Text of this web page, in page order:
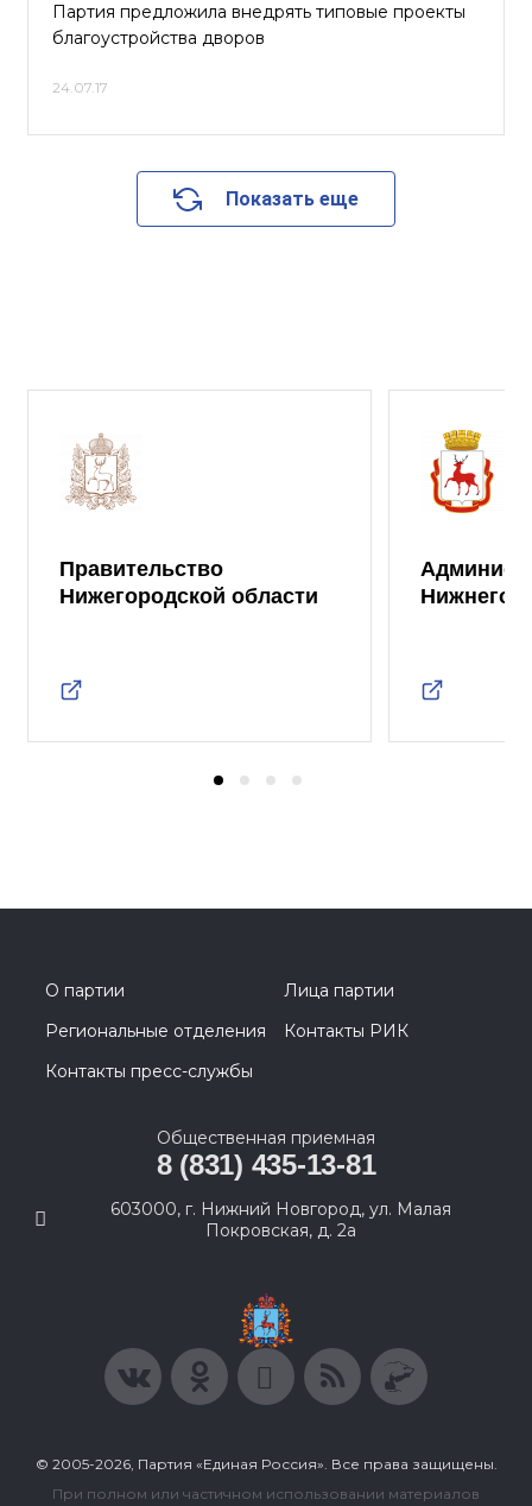
Партия предложила внедрять типовые проекты
благоустройства дворов
24.07.17
Показать еще
Правительство
Нижегородской области
Нижнего
О партии
Лица партии
Региональные отделения
Контакты РИК
Контакты пресс-службы
Общественная приемная
8 (831) 435-13-81
603000, г. Нижний Новгород, ул. Малая
Покровская, д. 2а
© 2005-2026, Партия «Единая Россия». Все права защищены.
При полном или частичном использовании материалов